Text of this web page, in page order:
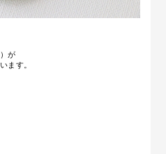
が
ます。